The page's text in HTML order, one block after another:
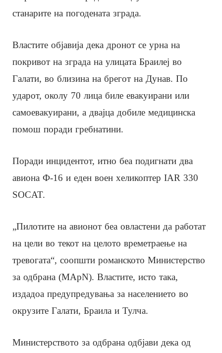
станарите на погодената зграда.
Властите објавија дека дронот се урна на
покривот на зграда на улицата Браилеј во
Галати, во близина на брегот на Дунав. По
ударот, околу 70 лица биле евакуирани или
самоевакуирани, а двајца добиле медицинска
помош поради гребнатини.
Поради инцидентот, итно беа подигнати два
авиона Ф-16 и еден воен хеликоптер IAR 330
SOCAT.
„Пилотите на авионот беа овластени да работат
на цели во текот на целото времетраење на
тревогата“, соопшти романското Министерство
за одбрана (MApN). Властите, исто така,
издадоа предупредувања за населението во
окрузите Галати, Браила и Тулча.
Министерството за одбрана одбјави дека од